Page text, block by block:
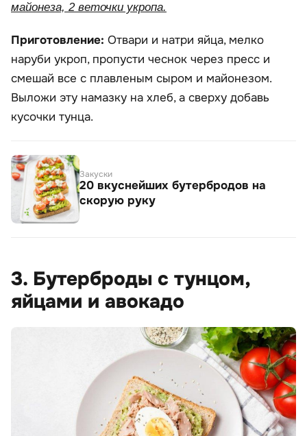
майонеза, 2 веточки укропа.
Приготовление: Отвари и натри яйца, мелко
наруби укроп, пропусти чеснок через пресс и
смешай все с плавленым сыром и майонезом.
Выложи эту намазку на хлеб, а сверху добавь
кусочки тунца.
Закуски
20 вкуснейших бутербродов на
скорую руку
3. Бутерброды с тунцом,
яйцами и авокадо